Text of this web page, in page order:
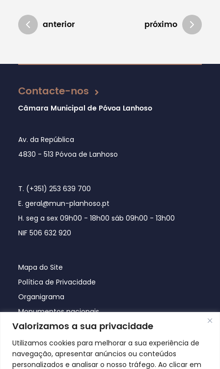
Valorizamos a sua privacidade
Utilizamos cookies para melhorar a sua experiência de
navegação, apresentar anúncios ou conteúdos
personalizados e analisar o nosso tráfego. Ao clicar em
anterior próximo
Atualizado em 02/01/2019
Contacte-nos
Câmara Municipal de Póvoa Lanhoso
Av. da República
4830 - 513 Póvoa de Lanhoso
T. (+351) 253 639 700
E. geral@mun-planhoso.pt
H. seg a sex 09h00 - 18h00 sáb 09h00 - 13h00
NIF 506 632 920
Mapa do Site
Política de Privacidade
Organigrama
Monumentos nacionais